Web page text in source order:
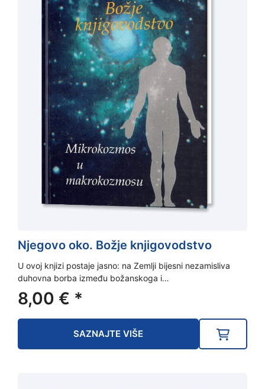
Njegovo oko. Božje knjigovodstvo
U ovoj knjizi postaje jasno: na Zemlji bijesni nezamisliva
duhovna borba između božanskoga i…
8,00 € *
SAZNAJTE VIŠE